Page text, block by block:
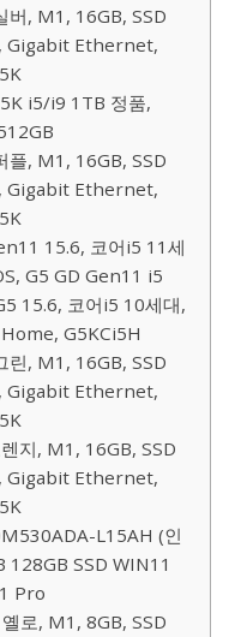
, M1, 16GB, SSD
Gigabit Ethernet,
i5/i9 1TB 정품,
, M1, 16GB, SSD
Gigabit Ethernet,
15.6, 코어i5 11세
G5 GD Gen11 i5
15.6, 코어i5 10세대,
G5KCi5H
, M1, 16GB, SSD
Gigabit Ethernet,
지, M1, 16GB, SSD
Gigabit Ethernet,
L15AH (인
128GB SSD WIN11
Pro
로, M1, 8GB, SSD